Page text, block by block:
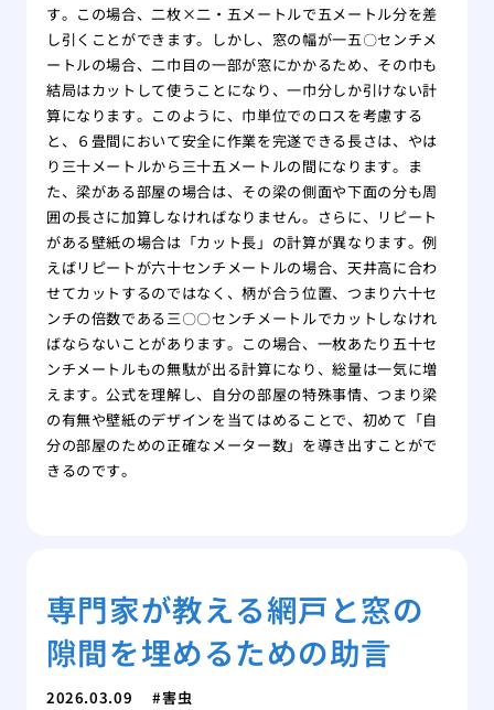
す。この場合、二枚×二・五メートルで五メートル分を差
し引くことができます。しかし、窓の幅が一五〇センチメ
ートルの場合、二巾目の一部が窓にかかるため、その巾も
結局はカットして使うことになり、一巾分しか引けない計
算になります。このように、巾単位でのロスを考慮する
と、６畳間において安全に作業を完遂できる長さは、やは
り三十メートルから三十五メートルの間になります。ま
た、梁がある部屋の場合は、その梁の側面や下面の分も周
囲の長さに加算しなければなりません。さらに、リピート
がある壁紙の場合は「カット長」の計算が異なります。例
えばリピートが六十センチメートルの場合、天井高に合わ
せてカットするのではなく、柄が合う位置、つまり六十セ
ンチの倍数である三〇〇センチメートルでカットしなけれ
ばならないことがあります。この場合、一枚あたり五十セ
ンチメートルもの無駄が出る計算になり、総量は一気に増
えます。公式を理解し、自分の部屋の特殊事情、つまり梁
の有無や壁紙のデザインを当てはめることで、初めて「自
分の部屋のための正確なメーター数」を導き出すことがで
きるのです。
専門家が教える網戸と窓の
隙間を埋めるための助言
2026.03.09 害虫